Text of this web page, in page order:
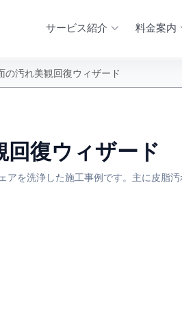
サービス紹介 料金案内
の汚れ美観回復ウィザード
回復ウィザード
を洗浄した施工事例です。主に皮脂汚